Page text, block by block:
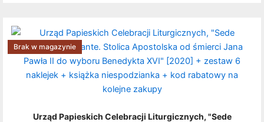
Urząd Papieskich Celebracji Liturgicznych, "Sede
Brak w magazynie